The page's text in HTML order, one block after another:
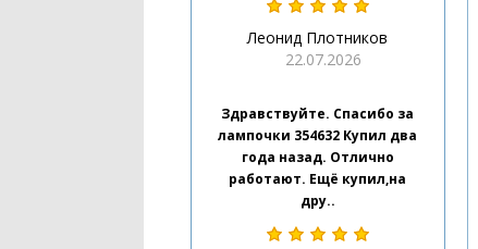
Леонид Плотников
22.07.2026
Здравствуйте. Спасибо за
лампочки 354632 Купил два
года назад. Отлично
работают. Ещё купил,на
дру..